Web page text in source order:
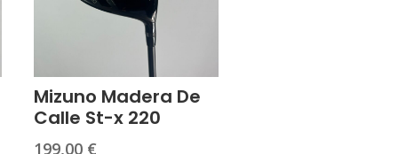
Mizuno Madera De
Calle St-x 220
199,00 €